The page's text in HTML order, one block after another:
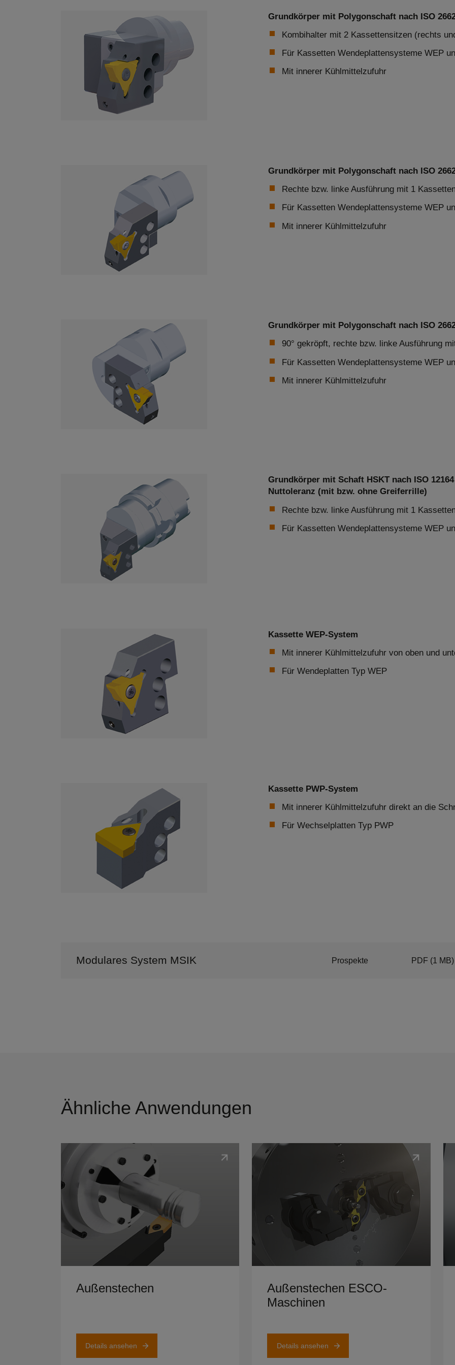
Grundkörper mit Polygonschaft nach ISO
Kombihalter mit 2 Kassettensitzen (rechts
Für Kassetten Wendeplattensysteme WEP
Mit innerer Kühlmittelzufuhr
Grundkörper mit Polygonschaft nach ISO
Rechte bzw. linke Ausführung mit 1
Für Kassetten Wendeplattensysteme WEP
Mit innerer Kühlmittelzufuhr
Grundkörper mit Polygonschaft nach ISO
90° gekröpft, rechte bzw. linke Ausführung
Für Kassetten Wendeplattensysteme WEP
Mit innerer Kühlmittelzufuhr
Grundkörper mit Schaft HSKT nach ISO
Nuttoleranz (mit bzw. ohne Greiferrille)
Rechte bzw. linke Ausführung mit 1
Für Kassetten Wendeplattensysteme WEP
Kassette WEP-System
Mit innerer Kühlmittelzufuhr von oben und
Für Wendeplatten Typ WEP
Kassette PWP-System
Mit innerer Kühlmittelzufuhr direkt an die
Für Wechselplatten Typ PWP
Modulares System MSIK Prospekte PDF (1 MB)
Ähnliche Anwendungen
Außenstechen
Details ansehen
Außenstechen ESCO-
Maschinen
Details ansehen